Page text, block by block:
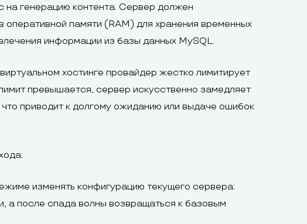
на генерацию контента. Сервер должен
памяти (RAM) для хранения временных
информации из базы данных MySQL.
хостинге провайдер жестко лимитирует
превышается, сервер искусственно замедляет
приводит к долгому ожиданию или выдаче ошибок
изменять конфигурацию текущего сервера:
а после спада волны возвращаться к базовым